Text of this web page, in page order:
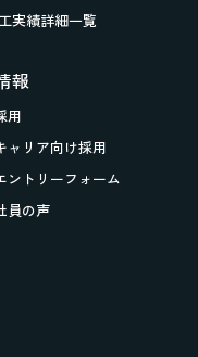
実績詳細一覧
報
用
ャリア向け採用
ントリーフォーム
員の声